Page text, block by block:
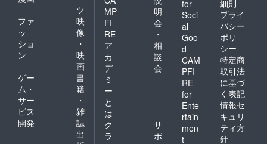
い。 高
温で多
少布が
縮む可
能性が
あるた
め、乾
燥機や
高温で
のアイ
ロンは
お避け
くださ
い。 ※
量産過
が必要
となり
ます。
動画の
長さや
ご覧い
ただけ
る期間
等、動
画サイ
トの規
約に変
あった
ツ
ファ
ッ
ショ
ン
映
像
・
映
画
ゲー
ム・
サー
ビス
開発
書
籍
・
雑
誌
出
MP
FI
RE
ア
カ
デ
ミ
ー
と
は
明
会
・
相
談
会
ク
ラ
サ
ポ
for
Soci
al
Goo
d
CAM
PFI
RE
for
Ente
rtain
men
t
細則
プライ
バシー
ポリ
シー
特定商
取引法
に基づ
く表記
情報セ
キュリ
ティ方
針